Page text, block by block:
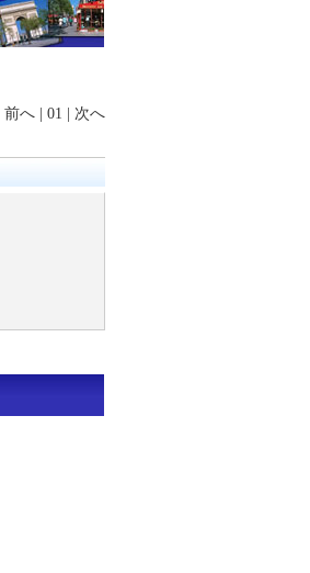
前へ | 01 | 次へ